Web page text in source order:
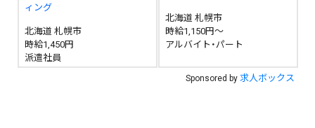
ィング
北海道 札幌市
時給1,450円
派遣社員
北海道 札幌市
時給1,150円～
アルバイト・パート
Sponsored by 求人ボックス